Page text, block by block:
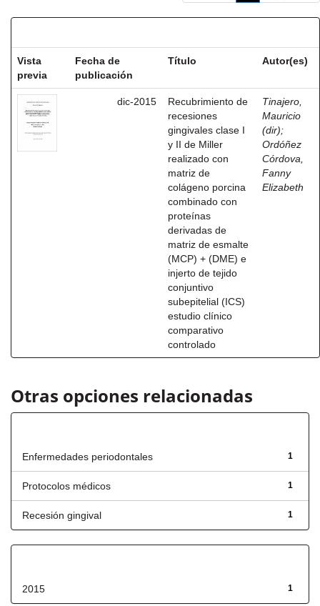
Vista
previa
Fecha de
publicación
Título Autor(es)
dic-2015
Recubrimiento de
recesiones
gingivales clase I
y II de Miller
realizado con
matriz de
colágeno porcina
combinado con
proteínas
derivadas de
matriz de esmalte
(MCP) + (DME) e
injerto de tejido
conjuntivo
subepitelial (ICS)
estudio clínico
comparativo
controlado
Tinajero,
Mauricio
(dir);
Ordóñez
Córdova,
Fanny
Elizabeth
Otras opciones relacionadas
1
Enfermedades periodontales
1
Protocolos médicos
1
Recesión gingival
1
2015